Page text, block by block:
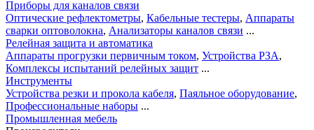
Приборы для каналов связи
Оптические рефлектометры, Кабельные тестеры, Аппараты
сварки оптоволокна, Анализаторы каналов связи ...
Релейная защита и автоматика
Аппараты прогрузки первичным током, Устройства РЗА,
Комплексы испытаний релейных защит ...
Инструменты
Устройства резки и прокола кабеля, Паяльное оборудование,
Профессиональные наборы ...
Промышленная мебель